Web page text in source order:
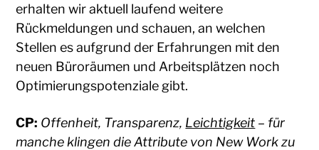
erhalten wir aktuell laufend weitere
Rückmeldungen und schauen, an welchen
Stellen es aufgrund der Erfahrungen mit den
neuen Büroräumen und Arbeitsplätzen noch
Optimierungspotenziale gibt.
CP: Offenheit, Transparenz, Leichtigkeit – für
manche klingen die Attribute von New Work zu